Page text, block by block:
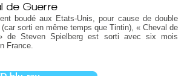
de Guerre
boudé aux Etats-Unis, pour cause de double
sorti en même temps que Tintin), « Cheval de
de Steven Spielberg est sorti avec six mois
France.